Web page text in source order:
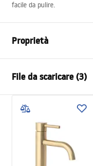
facile da pulire.
Proprietà
Metodo di installazione
Colore
Tipo di bocca
Materiale
Gamma beccuccio
File da scaricare (3)
Condizioni di
Istruzioni di